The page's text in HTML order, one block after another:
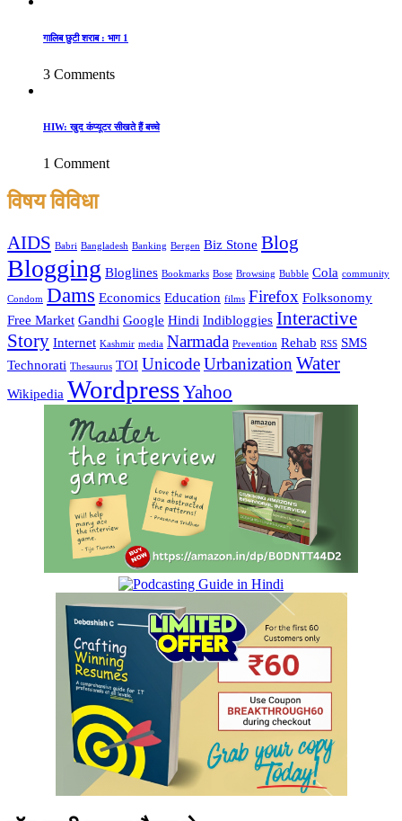
गालिब छुटी शराब : भाग 1
3 Comments
HIW: खुद कंप्यूटर सीखते हैं बच्चे
1 Comment
विषय विविधा
AIDS Babri Bangladesh Banking Bergen Biz Stone Blog
Blogging Bloglines Bookmarks Bose Browsing Bubble Cola community
Condom Dams Economics Education films Firefox Folksonomy
Free Market Gandhi Google Hindi Indibloggies Interactive
Story Internet Kashmir media Narmada Prevention Rehab RSS SMS
Technorati Thesaurus TOI UnicodeUrbanization Water
Wikipedia WordpressYahoo